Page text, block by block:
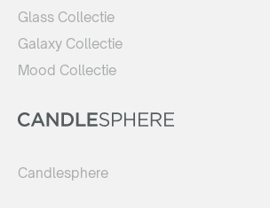
Glass Collectie
Galaxy Collectie
Mood Collectie
Candlesphere